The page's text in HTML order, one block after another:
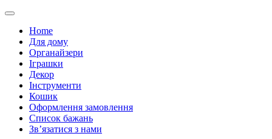
Home
Для дому
Органайзери
Іграшки
Декор
Інструменти
Кошик
Оформлення замовлення
Список бажань
Зв’язатися з нами